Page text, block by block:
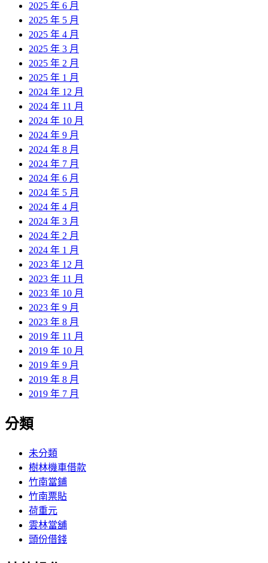
2025 年 6 月
2025 年 5 月
2025 年 4 月
2025 年 3 月
2025 年 2 月
2025 年 1 月
2024 年 12 月
2024 年 11 月
2024 年 10 月
2024 年 9 月
2024 年 8 月
2024 年 7 月
2024 年 6 月
2024 年 5 月
2024 年 4 月
2024 年 3 月
2024 年 2 月
2024 年 1 月
2023 年 12 月
2023 年 11 月
2023 年 10 月
2023 年 9 月
2023 年 8 月
2019 年 11 月
2019 年 10 月
2019 年 9 月
2019 年 8 月
2019 年 7 月
分類
未分類
樹林機車借款
竹南當鋪
竹南票貼
荷重元
雲林當舖
頭份借錢